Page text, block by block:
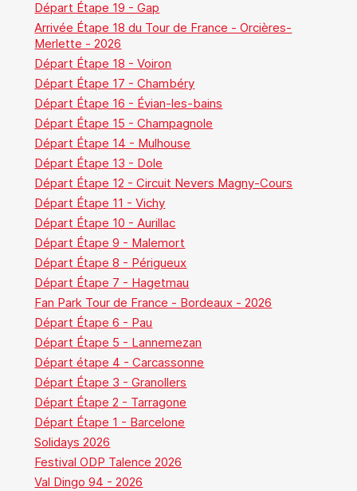
Départ Étape 19 - Gap
Arrivée Étape 18 du Tour de France - Orcières-
Merlette - 2026
Départ Étape 18 - Voiron
Départ Étape 17 - Chambéry
Départ Étape 16 - Évian-les-bains
Départ Étape 15 - Champagnole
Départ Étape 14 - Mulhouse
Départ Étape 13 - Dole
Départ Étape 12 - Circuit Nevers Magny-Cours
Départ Étape 11 - Vichy
Départ Étape 10 - Aurillac
Départ Étape 9 - Malemort
Départ Étape 8 - Périgueux
Départ Étape 7 - Hagetmau
Fan Park Tour de France - Bordeaux - 2026
Départ Étape 6 - Pau
Départ Étape 5 - Lannemezan
Départ étape 4 - Carcassonne
Départ Étape 3 - Granollers
Départ Étape 2 - Tarragone
Départ Étape 1 - Barcelone
Solidays 2026
Festival ODP Talence 2026
Val Dingo 94 - 2026